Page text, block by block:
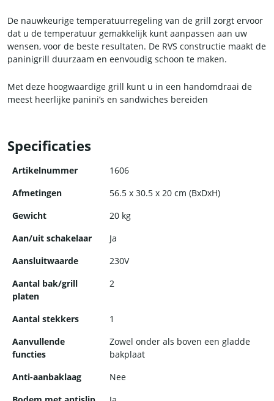
De nauwkeurige temperatuurregeling van de grill zorgt ervoor
dat u de temperatuur gemakkelijk kunt aanpassen aan uw
wensen, voor de beste resultaten. De RVS constructie maakt de
paninigrill duurzaam en eenvoudig schoon te maken.
Met deze hoogwaardige grill kunt u in een handomdraai de
meest heerlijke panini’s en sandwiches bereiden
Specificaties
Artikelnummer
1606
Afmetingen
56.5 x 30.5 x 20 cm (BxDxH)
Gewicht
20 kg
Aan/uit schakelaar
Ja
Aansluitwaarde
230V
Aantal bak/grill
platen
2
Aantal stekkers
1
Aanvullende
functies
Zowel onder als boven een gladde
bakplaat
Anti-aanbaklaag
Nee